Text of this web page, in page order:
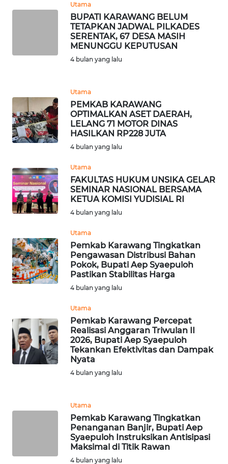
Utama
BUPATI KARAWANG BELUM
TETAPKAN JADWAL PILKADES
SERENTAK, 67 DESA MASIH
MENUNGGU KEPUTUSAN
4 bulan yang lalu
Utama
PEMKAB KARAWANG
OPTIMALKAN ASET DAERAH,
LELANG 71 MOTOR DINAS
HASILKAN RP228 JUTA
4 bulan yang lalu
Utama
FAKULTAS HUKUM UNSIKA GELAR
SEMINAR NASIONAL BERSAMA
KETUA KOMISI YUDISIAL RI
4 bulan yang lalu
Utama
Pemkab Karawang Tingkatkan
Pengawasan Distribusi Bahan
Pokok, Bupati Aep Syaepuloh
Pastikan Stabilitas Harga
4 bulan yang lalu
Utama
Pemkab Karawang Percepat
Realisasi Anggaran Triwulan II
2026, Bupati Aep Syaepuloh
Tekankan Efektivitas dan Dampak
Nyata
4 bulan yang lalu
Utama
Pemkab Karawang Tingkatkan
Penanganan Banjir, Bupati Aep
Syaepuloh Instruksikan Antisipasi
Maksimal di Titik Rawan
4 bulan yang lalu
WN
TANGERANG
WN
CIREBON
INDRAMAYU
WN
KUNINGAN
WN
SUBANG